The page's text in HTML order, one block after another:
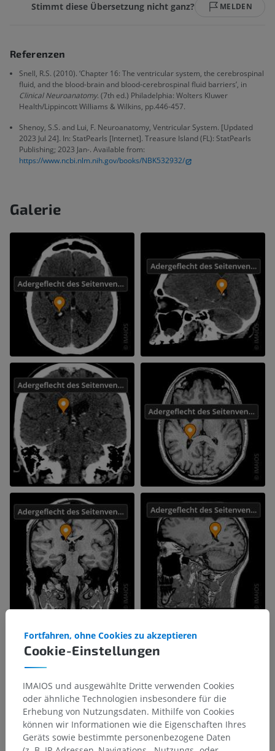
Stimmt diese Übersetzung nicht ganz? MELDEN
Referenzen
Snell, R.S. (2010). ‘Chapter 16: The ventricular system, the cerebrospinal
fluid, and the blood-brain and blood-cerebrospinal fluid barriers’, in
Clinical Neuroanatomy. (7th ed.) Philadelphia: Wolters Kluwer
Health/Lippincott Williams & Wilkins, pp.446-457.
Shenoy, S.S. and Lui, F. Neuroanatomy, Ventricular System. [Updated
2023 Jul 24]. In: StatPearls [Internet]. Treasure Island (FL): StatPearls
Publishing; 2023 Jan-. Available from:
https://www.ncbi.nlm.nih.gov/books/NBK532932/
Galerie
Cookie-Einstellungen
Fortfahren, ohne Cookies zu akzeptieren
IMAIOS und ausgewählte Dritte verwenden Cookies
oder ähnliche Technologien insbesondere für die
Erhebung von Nutzungsdaten. Mithilfe von Cookies
können wir Informationen wie die Eigenschaften Ihres
Geräts sowie bestimmte personenbezogene Daten